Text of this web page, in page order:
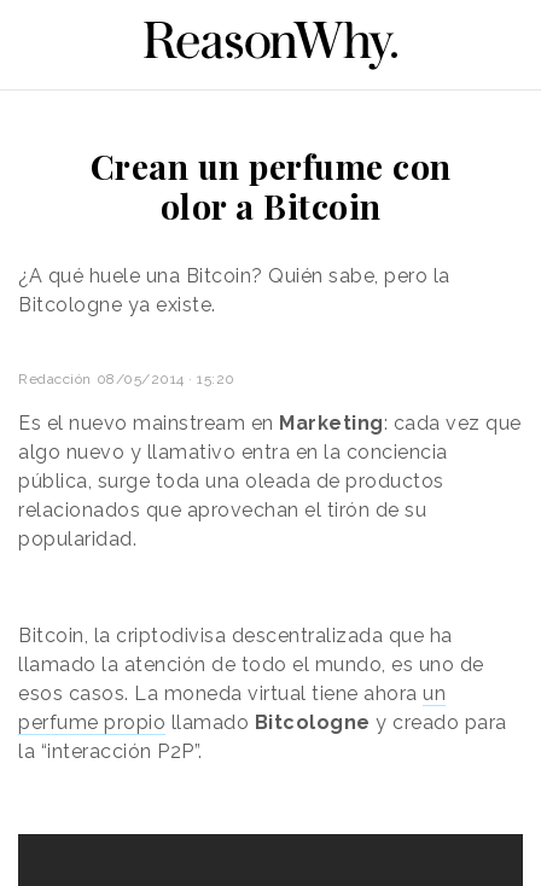
Crean un perfume con
olor a Bitcoin
¿A qué huele una Bitcoin? Quién sabe, pero la
Bitcologne ya existe.
Redacción 08/05/2014 · 15:20
Es el nuevo mainstream en Marketing: cada vez que
algo nuevo y llamativo entra en la conciencia
pública, surge toda una oleada de productos
relacionados que aprovechan el tirón de su
popularidad.
Bitcoin, la criptodivisa descentralizada que ha
llamado la atención de todo el mundo, es uno de
esos casos. La moneda virtual tiene ahora un
perfume propio llamado Bitcologne y creado para
la “interacción P2P”.